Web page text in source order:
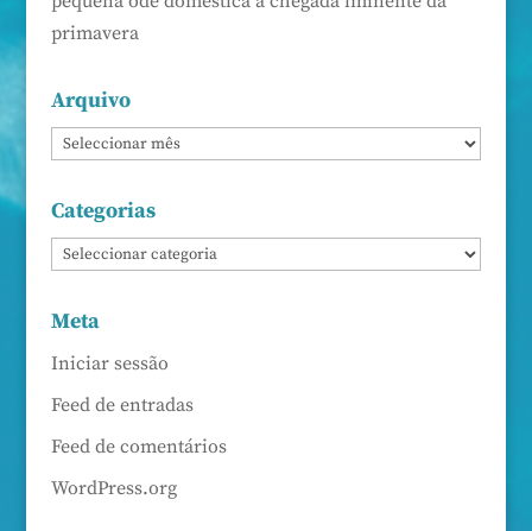
primavera
Arquivo
Categorias
Meta
Iniciar sessão
Feed de entradas
Feed de comentários
WordPress.org